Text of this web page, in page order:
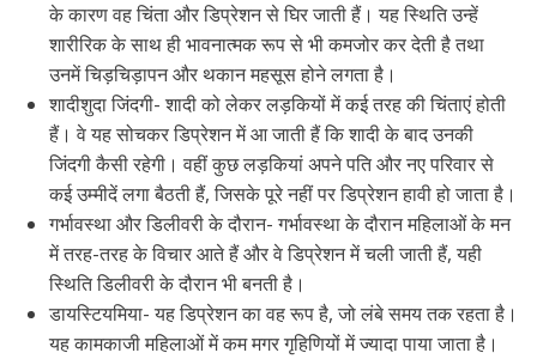
के कारण वह चिंता और डिप्रेशन से घिर जाती हैं। यह स्थिति उन्हें
शारीरिक के साथ ही भावनात्मक रूप से भी कमजोर कर देती है तथा
उनमें चिड़चिड़ापन और थकान महसूस होने लगता है।
शादीशुदा जिंदगी- शादी को लेकर लड़कियों में कई तरह की चिंताएं होती
हैं। वे यह सोचकर डिप्रेशन में आ जाती हैं कि शादी के बाद उनकी
जिंदगी कैसी रहेगी। वहीं कुछ लड़कियां अपने पति और नए परिवार से
कई उम्मीदें लगा बैठती हैं, जिसके पूरे नहीं पर डिप्रेशन हावी हो जाता है।
गर्भावस्था और डिलीवरी के दौरान- गर्भावस्था के दौरान महिलाओं के मन
में तरह-तरह के विचार आते हैं और वे डिप्रेशन में चली जाती हैं, यही
स्थिति डिलीवरी के दौरान भी बनती है।
डायस्टियमिया- यह डिप्रेशन का वह रूप है, जो लंबे समय तक रहता है।
यह कामकाजी महिलाओं में कम मगर गृहिणियों में ज्यादा पाया जाता है।